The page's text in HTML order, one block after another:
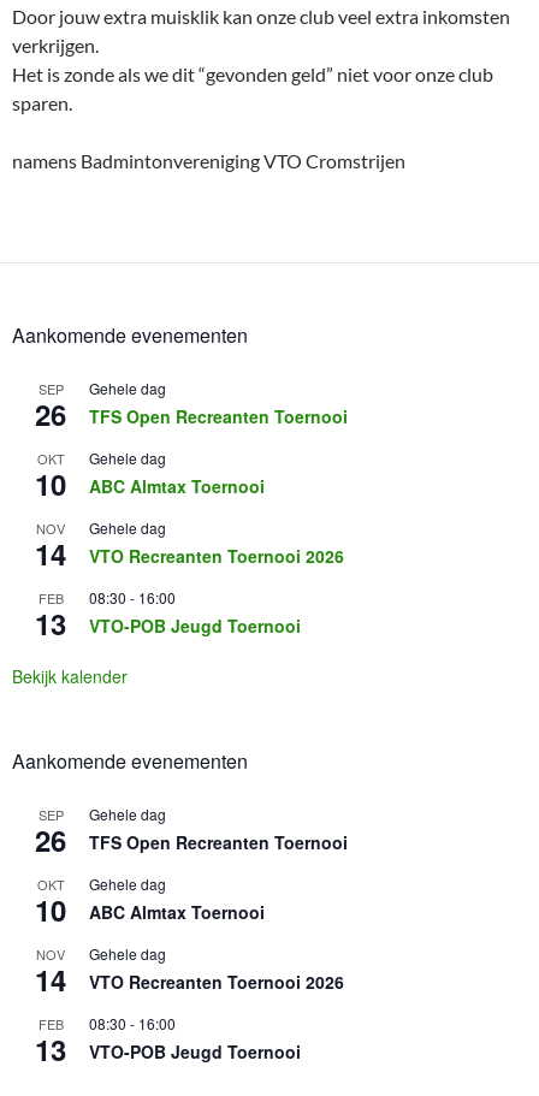
Door jouw extra muisklik kan onze club veel extra inkomsten
verkrijgen.
Het is zonde als we dit “gevonden geld” niet voor onze club
sparen.
namens Badmintonvereniging VTO Cromstrijen
Aankomende evenementen
SEP
26
Gehele dag
TFS Open Recreanten Toernooi
OKT
10
Gehele dag
ABC Almtax Toernooi
NOV
14
Gehele dag
VTO Recreanten Toernooi 2026
FEB
13
08:30 - 16:00
VTO-POB Jeugd Toernooi
Bekijk kalender
Aankomende evenementen
SEP
26
Gehele dag
TFS Open Recreanten Toernooi
OKT
10
Gehele dag
ABC Almtax Toernooi
NOV
14
Gehele dag
VTO Recreanten Toernooi 2026
FEB
13
08:30 - 16:00
VTO-POB Jeugd Toernooi